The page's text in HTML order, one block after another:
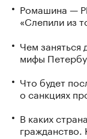
Ромашина —
«Слепили из
Чем заняться
мифы
Что будет
о санкциях
В каких
гражданство.